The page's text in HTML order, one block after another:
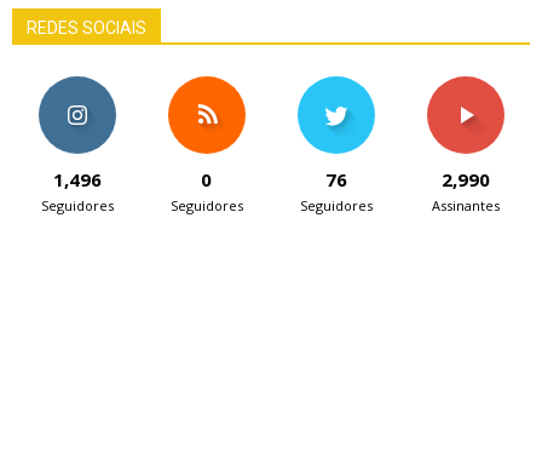
REDES SOCIAIS
1,496
Seguidores
0
Seguidores
76
Seguidores
2,990
Assinantes